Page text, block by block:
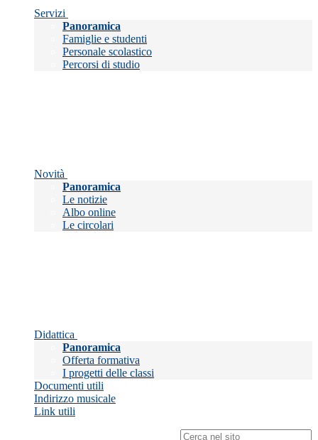
Servizi
Panoramica
Famiglie e studenti
Personale scolastico
Percorsi di studio
Novità
Panoramica
Le notizie
Albo online
Le circolari
Didattica
Panoramica
Offerta formativa
I progetti delle classi
Documenti utili
Indirizzo musicale
Link utili